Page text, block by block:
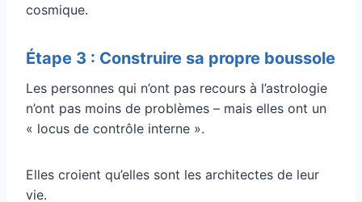
cosmique.
Étape 3 : Construire sa propre boussole
Les personnes qui n’ont pas recours à l’astrologie
n’ont pas moins de problèmes – mais elles ont un
« locus de contrôle interne ».
Elles croient qu’elles sont les architectes de leur
vie.